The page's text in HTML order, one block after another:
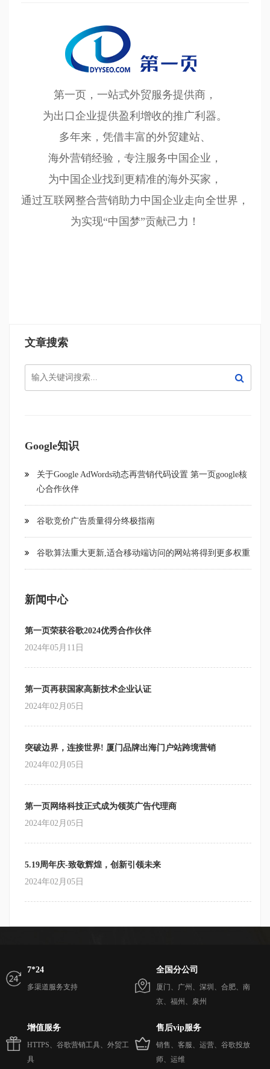
第一页，一站式外贸服务提供商，
为出口企业提供盈利增收的推广利器。
多年来，凭借丰富的外贸建站、
海外营销经验，专注服务中国企业，
为中国企业找到更精准的海外买家，
通过互联网整合营销助力中国企业走向全世界，
为实现“中国梦”贡献己力！
文章搜索
Google知识
关于Google AdWords动态再营销代码设置 第一页google核
心合作伙伴
谷歌竞价广告质量得分终极指南
谷歌算法重大更新,适合移动端访问的网站将得到更多权重
新闻中心
第一页荣获谷歌2024优秀合作伙伴
2024年05月11日
第一页再获国家高新技术企业认证
2024年02月05日
突破边界，连接世界! 厦门品牌出海门户站跨境营销
2024年02月05日
第一页网络科技正式成为领英广告代理商
2024年02月05日
5.19周年庆-致敬辉煌，创新引领未来
2024年02月05日
7*24
多渠道服务支持
全国分公司
厦门、广州、深圳、合肥、南
京、福州、泉州
增值服务
HTTPS、谷歌营销工具、外贸工
具
售后vip服务
销售、客服、运营、谷歌投放
师、运维